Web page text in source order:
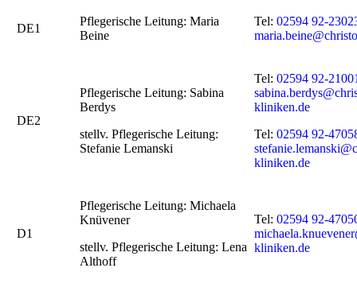
DE1
Pflegerische Leitung: Maria
Beine
Tel: 02594 92-
DE2
Pflegerische Leitung: Sabina
Berdys
stellv. Pflegerische Leitung:
Stefanie Lemanski
Tel: 02594 92-
kliniken.de
Tel: 02594 92-
kliniken.de
D1
Pflegerische Leitung: Michaela
Knüvener
stellv. Pflegerische Leitung: Lena
Althoff
Tel: 02594 92-
kliniken.de